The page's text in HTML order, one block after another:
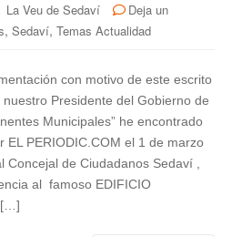
La Veu de Sedaví
Deja un
, Sedaví, Temas Actualidad
con motivo de este escrito
Presidente del Gobierno de
Municipales” he encontrado
EL PERIODIC.COM el 1 de marzo
de Ciudadanos Sedaví ,
al famoso EDIFICIO
[…]